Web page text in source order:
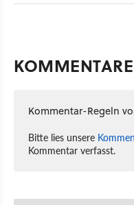
KOMMENTARE
Kommentar-Regeln
Bitte lies unsere
Kommentar verfasst.